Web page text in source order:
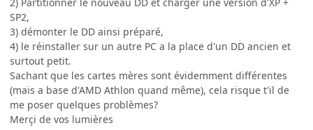
SP2,
3) démonter le DD ainsi préparé,
4) le réinstaller sur un autre PC a la place d'un DD ancien et
surtout petit.
Sachant que les cartes mères sont évidemment différentes
(mais a base d'AMD Athlon quand même), cela risque t'il de
me poser quelques problèmes?
Merçi de vos lumières